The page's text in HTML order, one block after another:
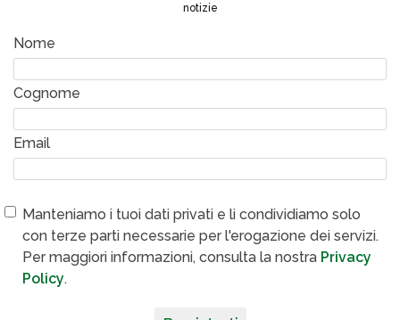
notizie
Nome
Cognome
Email
Manteniamo i tuoi dati privati e li condividiamo solo
con terze parti necessarie per l'erogazione dei servizi.
Per maggiori informazioni, consulta la nostra Privacy
Policy.